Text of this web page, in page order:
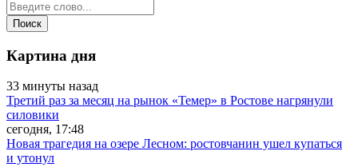
Картина дня
33 минуты назад
Третий раз за месяц на рынок «Темер» в Ростове нагрянули
силовики
сегодня, 17:48
Новая трагедия на озере Лесном: ростовчанин ушел купаться
и утонул